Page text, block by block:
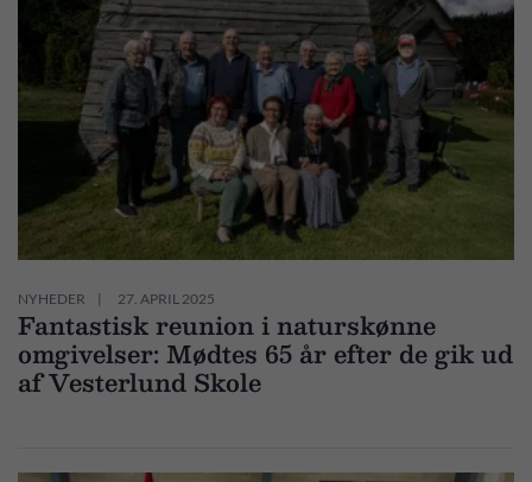
NYHEDER 27. APRIL 2025
Fantastisk reunion i naturskønne
omgivelser: Mødtes 65 år efter de gik ud
af Vesterlund Skole